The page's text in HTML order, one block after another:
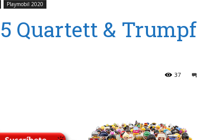
Playmobil 2020
Quartett & Trumpf
37